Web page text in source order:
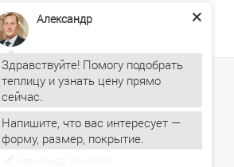
Здравствуйте! Помогу подобрать
теплицу и узнать цену прямо
сейчас.
Напишите, что вас интересует —
форму, размер, покрытие.